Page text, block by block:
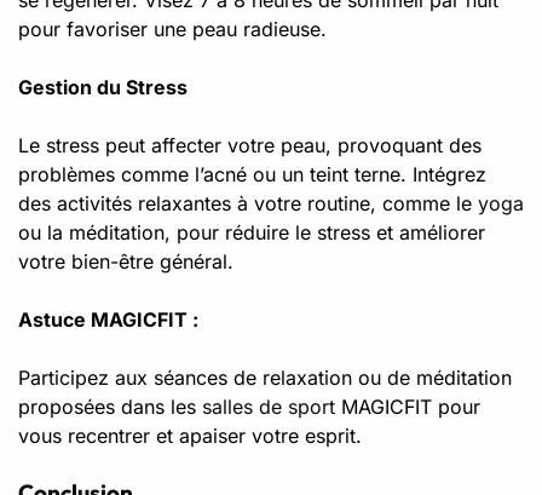
pour favoriser une peau radieuse.
Gestion du Stress
Le stress peut affecter votre peau, provoquant des
problèmes comme l’acné ou un teint terne. Intégrez
des activités relaxantes à votre routine, comme le yoga
ou la méditation, pour réduire le stress et améliorer
votre bien-être général.
Astuce MAGICFIT :
Participez aux séances de relaxation ou de méditation
proposées dans les salles de sport MAGICFIT pour
vous recentrer et apaiser votre esprit.